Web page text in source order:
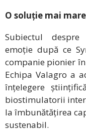
O soluție mai
Subiectul
emoție după ce
companie pionier
Echipa Valagro a
înțelegere
biostimulatorii
la îmbunătățirea
sustenabil.